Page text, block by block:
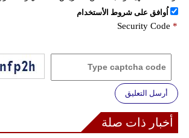
اُوافق على شروط الأستخدام
Security Code *
أرسل التعليق
أخبار ذات صلة